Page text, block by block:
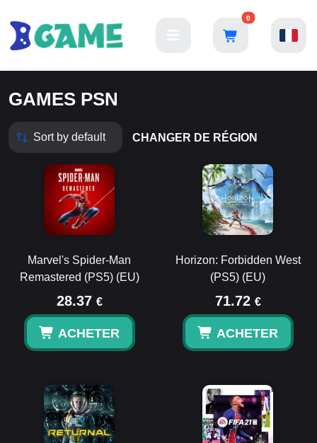
0
GAMES PSN
CHANGER DE RÉGION
Marvel's Spider-Man
Remastered (PS5) (EU)
28.37 €
ACHETER
Horizon: Forbidden West
(PS5) (EU)
71.72 €
ACHETER